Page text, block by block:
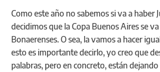
Como este año no sabemos si va a haber
decidimos que la Copa Buenos Aires se
Bonaerenses. O sea, la vamos a hacer
esto es importante decirlo, yo creo que
palabras, pero en concreto, están